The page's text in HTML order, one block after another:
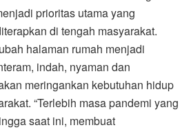
prioritas utama yang
di tengah masyarakat.
halaman rumah menjadi
indah, nyaman dan
meringankan kebutuhan hidup
“Terlebih masa pandemi yang
saat ini, membuat